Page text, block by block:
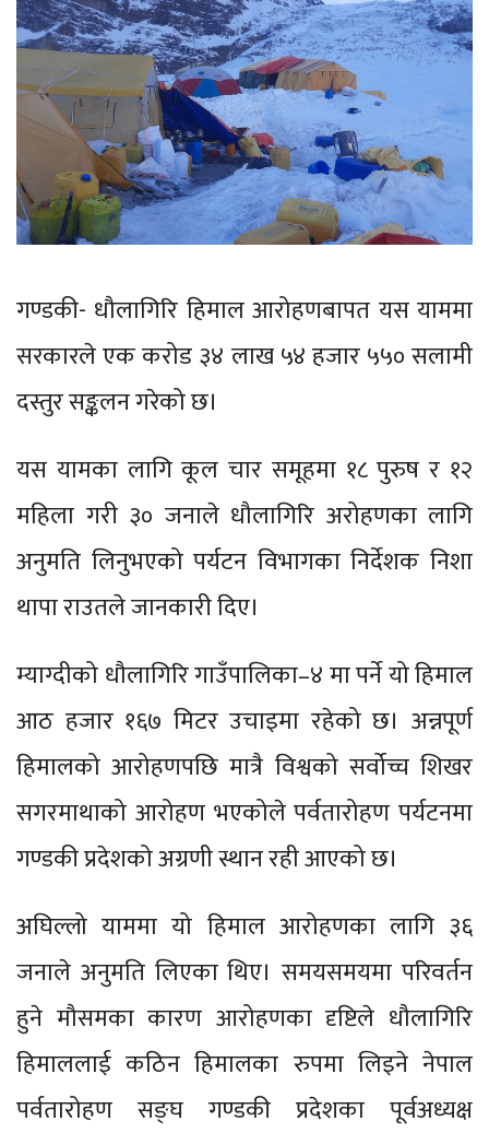
गण्डकी- धौलागिरि हिमाल आरोहणबापत यस याममा
सरकारले एक करोड ३४ लाख ५४ हजार ५५० सलामी
दस्तुर सङ्कलन गरेको छ।
यस यामका लागि कूल चार समूहमा १८ पुरुष र १२
महिला गरी ३० जनाले धौलागिरि अरोहणका लागि
अनुमति लिनुभएको पर्यटन विभागका निर्देशक निशा
थापा राउतले जानकारी दिए।
म्याग्दीको धौलागिरि गाउँपालिका–४ मा पर्ने यो हिमाल
आठ हजार १६७ मिटर उचाइमा रहेको छ। अन्नपूर्ण
हिमालको आरोहणपछि मात्रै विश्वको सर्वोच्च शिखर
सगरमाथाको आरोहण भएकोले पर्वतारोहण पर्यटनमा
गण्डकी प्रदेशको अग्रणी स्थान रही आएको छ।
अघिल्लो याममा यो हिमाल आरोहणका लागि ३६
जनाले अनुमति लिएका थिए। समयसमयमा परिवर्तन
हुने मौसमका कारण आरोहणका दृष्टिले धौलागिरि
हिमाललाई कठिन हिमालका रुपमा लिइने नेपाल
पर्वतारोहण सङ्घ गण्डकी प्रदेशका पूर्वअध्यक्ष